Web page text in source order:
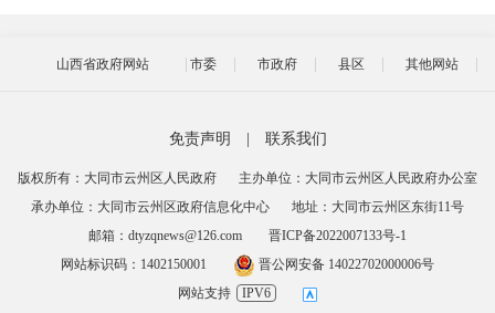
山西省政府网站 市委 市政府 县区 其他网站
免责声明 联系我们
版权所有：大同市云州区人民政府
主办单位：大同市云州区人民政府办公室
承办单位：大同市云州区政府信息化中心
地址：大同市云州区东街11号
邮箱：dtyzqnews@126.com
晋ICP备2022007133号-1
网站标识码：1402150001
晋公网安备 14022702000006号
网站支持
IPV6